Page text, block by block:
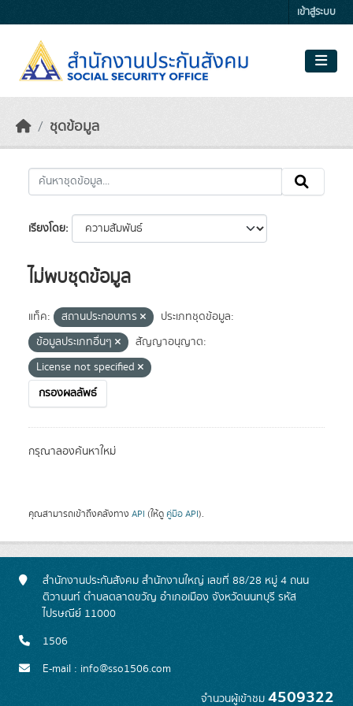
เข้าสู่ระบบ
ชุดข้อมูล
เรียงโดย
ไม่พบชุดข้อมูล
แท็ค: สถานประกอบการ
ประเภทชุดข้อมูล:
ข้อมูลประเภทอื่นๆ
สัญญาอนุญาต:
License not specified
กรองผลลัพธ์
กรุณาลองค้นหาใหม่
คุณสามารถเข้าถึงคลังทาง API (ให้ดู คู่มือ API).
สำนักงานประกันสังคม สำนักงานใหญ่ เลขที่ 88/28 หมู่ 4 ถนน
ติวานนท์ ตำบลตลาดขวัญ อำเภอเมือง จังหวัดนนทบุรี รหัส
ไปรษณีย์ 11000
1506
E-mail : info@sso1506.com
จำนวนผู้เข้าชม 4509322